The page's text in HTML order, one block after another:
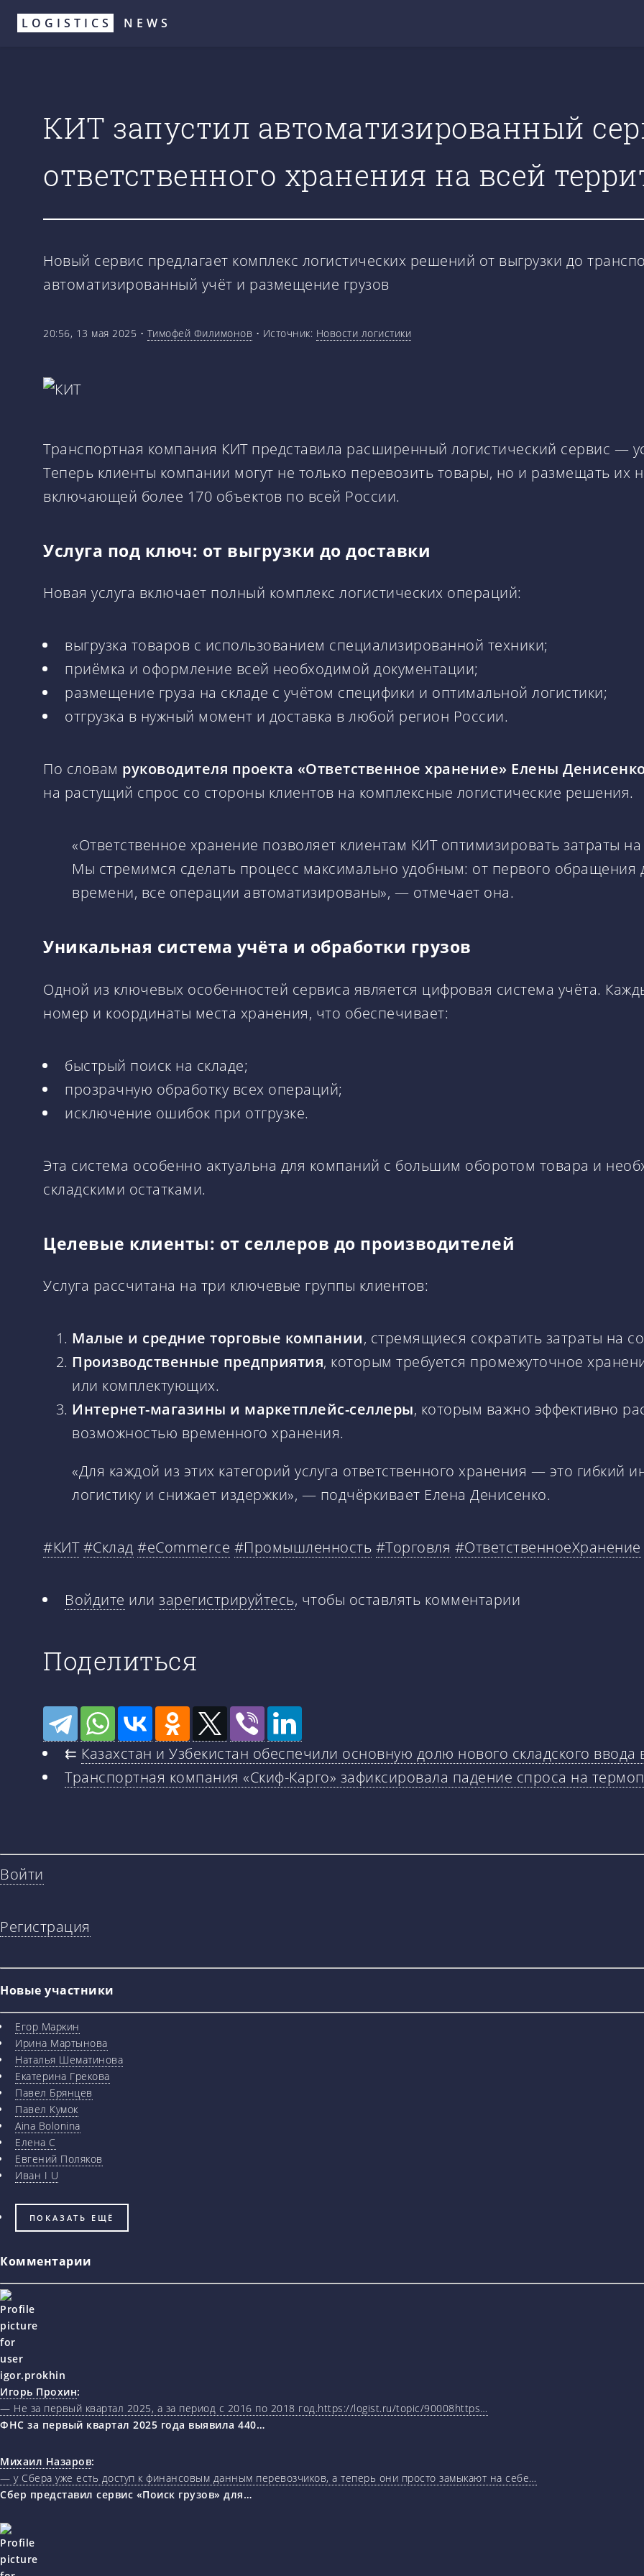
Перейти
LOGISTICS NEWS
КИТ запустил автоматизированный
ответственного хранения на всей
Новый сервис предлагает комплекс логистических решений от выгрузки до
автоматизированный учёт и размещение грузов
20:56, 13 мая 2025 • Тимофей Филимонов • Источник: Новости логистики
Транспортная компания КИТ представила расширенный логистический сервис —
Теперь клиенты компании могут не только перевозить товары, но и размещать их
включающей более 170 объектов по всей России.
Услуга под ключ: от выгрузки до доставки
Новая услуга включает полный комплекс логистических операций:
выгрузка товаров с использованием специализированной техники;
приёмка и оформление всей необходимой документации;
размещение груза на складе с учётом специфики и оптимальной логистики;
отгрузка в нужный момент и доставка в любой регион России.
По словам руководителя проекта «Ответственное хранение» Елены
на растущий спрос со стороны клиентов на комплексные логистические решения.
«Ответственное хранение позволяет клиентам КИТ оптимизировать затраты
Мы стремимся сделать процесс максимально удобным: от первого обращения
времени, все операции автоматизированы», — отмечает она.
Уникальная система учёта и обработки грузов
Одной из ключевых особенностей сервиса является цифровая система учёта.
номер и координаты места хранения, что обеспечивает:
быстрый поиск на складе;
прозрачную обработку всех операций;
исключение ошибок при отгрузке.
Эта система особенно актуальна для компаний с большим оборотом товара и
складскими остатками.
Целевые клиенты: от селлеров до производителей
Услуга рассчитана на три ключевые группы клиентов:
Малые и средние торговые компании, стремящиеся сократить затраты на
Производственные предприятия, которым требуется промежуточное
или комплектующих.
Интернет-магазины и маркетплейс-селлеры, которым важно эффективно
возможностью временного хранения.
«Для каждой из этих категорий услуга ответственного хранения — это гибкий
логистику и снижает издержки», — подчёркивает Елена Денисенко.
#КИТ #Склад #eCommerce #Промышленность #Торговля #ОтветственноеХранение
Войдите или зарегистрируйтесь, чтобы оставлять комментарии
Поделиться
⇇ Казахстан и Узбекистан обеспечили основную долю нового складского ввода
Транспортная компания «Скиф-Карго» зафиксировала падение спроса на
Войти
Регистрация
Новые участники
Егор Маркин
Ирина Мартынова
Наталья Шематинова
Екатерина Грекова
Павел Брянцев
Павел Кумок
Aina Bolonina
Елена С
Евгений Поляков
Иван I U
ПОКАЗАТЬ ЕЩЁ
Комментарии
Игорь Прохин:
— Не за первый квартал 2025, а за период с 2016 по 2018 год.https://logist.ru/topic/90008https…
ФНС за первый квартал 2025 года выявила 440…
Михаил Назаров:
— у Сбера уже есть доступ к финансовым данным перевозчиков, а теперь они просто замыкают на себе…
Сбер представил сервис «Поиск грузов» для…